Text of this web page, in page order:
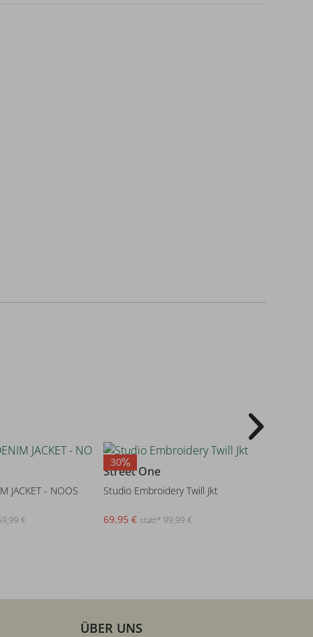
JACKET - NOOS
€
30
Street One
Studio Embroidery Twill Jkt
69,95 € statt* 99,99 €
ÜBER UNS